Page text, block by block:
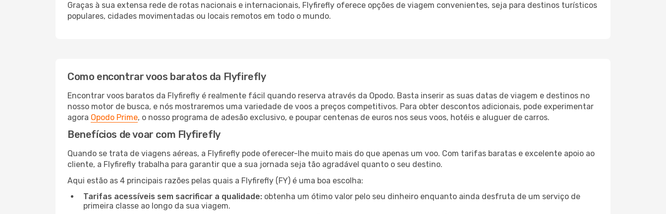
Graças à sua extensa rede de rotas nacionais e internacionais, Flyfirefly oferece opções de viagem convenientes, seja para destinos turísticos
populares, cidades movimentadas ou locais remotos em todo o mundo.
Como encontrar voos baratos da Flyfirefly
Encontrar voos baratos da Flyfirefly é realmente fácil quando reserva através da Opodo. Basta inserir as suas datas de viagem e destinos no
nosso motor de busca, e nós mostraremos uma variedade de voos a preços competitivos. Para obter descontos adicionais, pode experimentar
agora Opodo Prime, o nosso programa de adesão exclusivo, e poupar centenas de euros nos seus voos, hotéis e aluguer de carros.
Benefícios de voar com Flyfirefly
Quando se trata de viagens aéreas, a Flyfirefly pode oferecer-lhe muito mais do que apenas um voo. Com tarifas baratas e excelente apoio ao
cliente, a Flyfirefly trabalha para garantir que a sua jornada seja tão agradável quanto o seu destino.
Aqui estão as 4 principais razões pelas quais a Flyfirefly (FY) é uma boa escolha:
Tarifas acessíveis sem sacrificar a qualidade: obtenha um ótimo valor pelo seu dinheiro enquanto ainda desfruta de um serviço de
primeira classe ao longo da sua viagem.